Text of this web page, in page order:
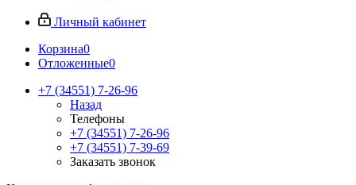
Личный кабинет
Корзина0
Отложенные0
+7 (34551) 7-26-96
Назад
Телефоны
+7 (34551) 7-26-96
+7 (34551) 7-39-69
Заказать звонок